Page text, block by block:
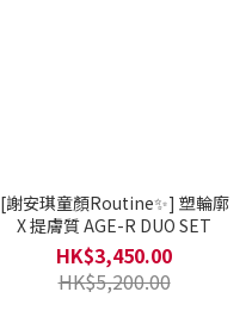
[謝安琪童顏Routine✨] 塑輪廓
X 提膚質 AGE-R DUO SET
HK$3,450.00
HK$5,200.00